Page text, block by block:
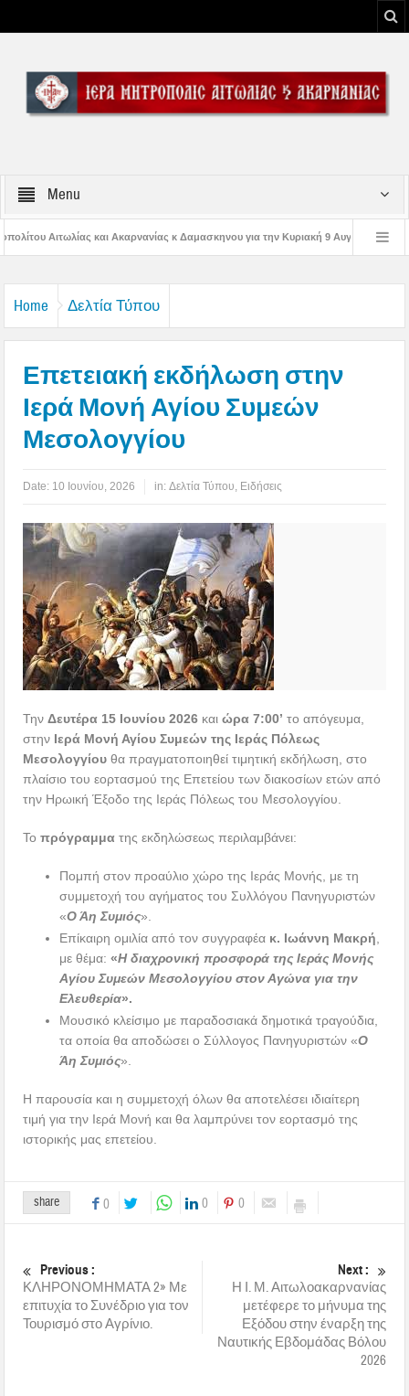
Menu
κ Δαμασκηνου για την Κυριακή 9 Αυγούστου 2026 Η εορτή της
Home Δελτία Τύπου
Επετειακή εκδήλωση στην
Ιερά Μονή Αγίου Συμεών
Μεσολογγίου
Date: 10 Ιουνίου, 2026 in:Δελτία Τύπου Ειδήσεις
ΤηνΔευτέρα 15 Ιουνίου 2026 καιώρα 7:00’ το απόγευμα,
στην Ιερά Μονή Αγίου Συμεών της Ιεράς Πόλεως
Μεσολογγίου θα πραγματοποιηθεί τιμητική εκδήλωση, στο
πλαίσιο του εορτασμού της Επετείου των διακοσίων ετών από
την Ηρωική Έξοδο της Ιεράς Πόλεως του Μεσολογγίου.
Τοπρόγραμματης εκδηλώσεως περιλαμβάνει:
Πομπή στον προαύλιο χώρο της Ιεράς Μονής, με τη
συμμετοχή του αγήματος του Συλλόγου Πανηγυριστών
«Ο Άη Συμιός».
Επίκαιρη ομιλία από τον συγγραφέα κ. Ιωάννη Μακρή
με θέμα:«Η διαχρονική προσφορά της Ιεράς Μονής
Αγίου Συμεών Μεσολογγίου στον Αγώνα για την
Ελευθερία».
Μουσικό κλείσιμο με παραδοσιακά δημοτικά τραγούδια,
τα οποία θα αποδώσει ο Σύλλογος Πανηγυριστών «Ο
Άη Συμιός».
Η παρουσία και η συμμετοχή όλων θα αποτελέσει ιδιαίτερη
τιμή για την Ιερά Μονή και θα λαμπρύνει τον εορτασμό της
ιστορικής μας επετείου.
share 0 0 0
Previous :
ΚΛΗΡΟΝΟΜΗΜΑΤΑ 2» Με
επιτυχία το Συνέδριο για τον
Τουρισμό στο Αγρίνιο.
Next :
Η Ι. Μ. Αιτωλοακαρνανίας
μετέφερε το μήνυμα της
Εξόδου στην έναρξη της
Ναυτικής Εβδομάδας Βόλου
2026